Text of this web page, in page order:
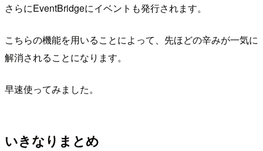
さらにEventBridgeにイベントも発行されます。
こちらの機能を用いることによって、先ほどの辛みが一気に
解消されることになります。
早速使ってみました。
いきなりまとめ